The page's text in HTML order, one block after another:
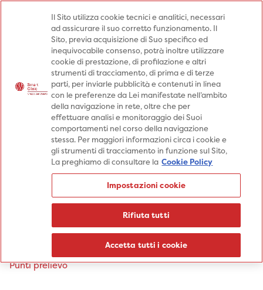
Prenota una visita
Prenota una visita
Specialità
Prestazioni
Patologie
Informazioni
Punti prelievo
Medici Punti prelievo
Specialità
Prestazioni
Patologie
Sedi
Percorsi
Informazioni
Prenota una visita
Prenota una visita
Il Sito utilizza cookie tecnici e analitici, necessari
ad assicurare il suo corretto funzionamento. Il
Sito, previa acquisizione di Suo specifico ed
inequivocabile consenso, potrà inoltre utilizzare
cookie di prestazione, di profilazione e altri
strumenti di tracciamento, di prima e di terze
parti, per inviarle pubblicità e contenuti in linea
con le preferenze da Lei manifestate nell’ambito
della navigazione in rete, oltre che per
effettuare analisi e monitoraggio dei Suoi
comportamenti nel corso della navigazione
stessa. Per maggiori informazioni circa i cookie e
gli strumenti di tracciamento in funzione sul Sito,
La preghiamo di consultare la Cookie Policy
Impostazioni cookie
Rifiuta tutti
Accetta tutti i cookie